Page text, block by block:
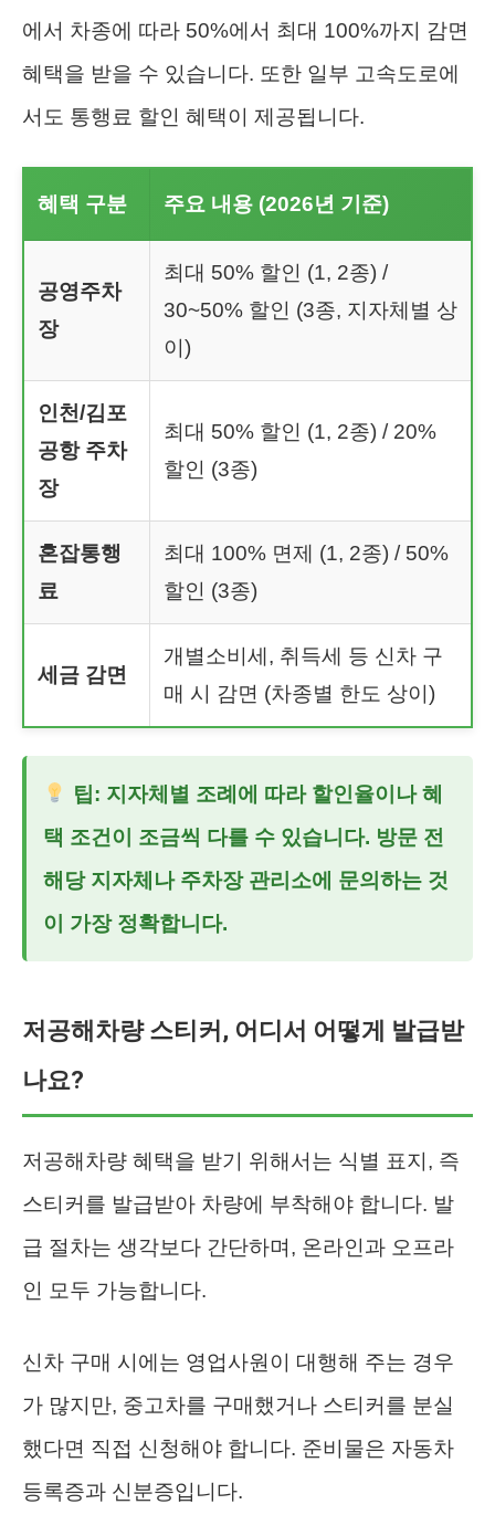
에서 차종에 따라 50%에서 최대 100%까지 감면
혜택을 받을 수 있습니다. 또한 일부 고속도로에
서도 통행료 할인 혜택이 제공됩니다.
혜택 구분 주요 내용 (2026년 기준)
공영주차
장
최대 50% 할인 (1, 2종) /
30~50% 할인 (3종, 지자체별 상
이)
인천/김포
공항 주차
장
최대 50% 할인 (1, 2종) / 20%
할인 (3종)
혼잡통행
료
최대 100% 면제 (1, 2종) / 50%
할인 (3종)
세금 감면
개별소비세, 취득세 등 신차 구
매 시 감면 (차종별 한도 상이)
팁: 지자체별 조례에 따라 할인율이나 혜
택 조건이 조금씩 다를 수 있습니다. 방문 전
해당 지자체나 주차장 관리소에 문의하는 것
이 가장 정확합니다.
저공해차량 스티커, 어디서 어떻게 발급받
나요?
저공해차량 혜택을 받기 위해서는 식별 표지, 즉
스티커를 발급받아 차량에 부착해야 합니다. 발
급 절차는 생각보다 간단하며, 온라인과 오프라
인 모두 가능합니다.
신차 구매 시에는 영업사원이 대행해 주는 경우
가 많지만, 중고차를 구매했거나 스티커를 분실
했다면 직접 신청해야 합니다. 준비물은 자동차
등록증과 신분증입니다.